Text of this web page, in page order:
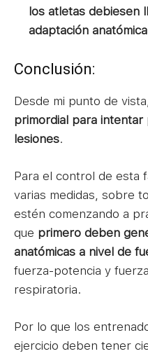
los atletas debiesen
adaptación anatómica
Conclusión:
Desde mi punto de vista,
primordial para
lesiones.
Para el control de esta
varias medidas, sobre
estén comenzando a
que primero deben
anatómicas a nivel de
fuerza-potencia y
respiratoria.
Por lo que los
ejercicio deben tener